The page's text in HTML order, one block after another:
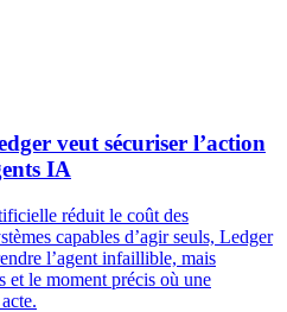
veut sécuriser l’action
IA
réduit le coût des
capables d’agir seuls, Ledger
l’agent infaillible, mais
et le moment précis où une